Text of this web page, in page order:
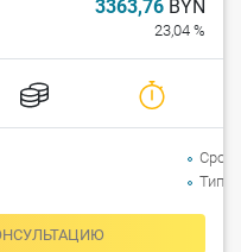
3363,76 BYN
23,04 %
Срок
Тип